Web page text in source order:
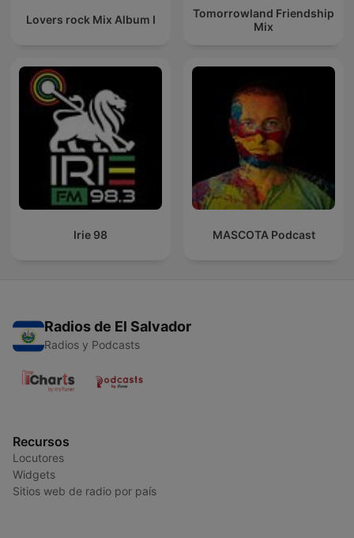
Lovers rock Mix Album I
Tomorrowland Friendship
Mix
Irie 98 MASCOTA Podcast
Radios de El Salvador
Radios y Podcasts
Recursos
Locutores
Widgets
Sitios web de radio por país